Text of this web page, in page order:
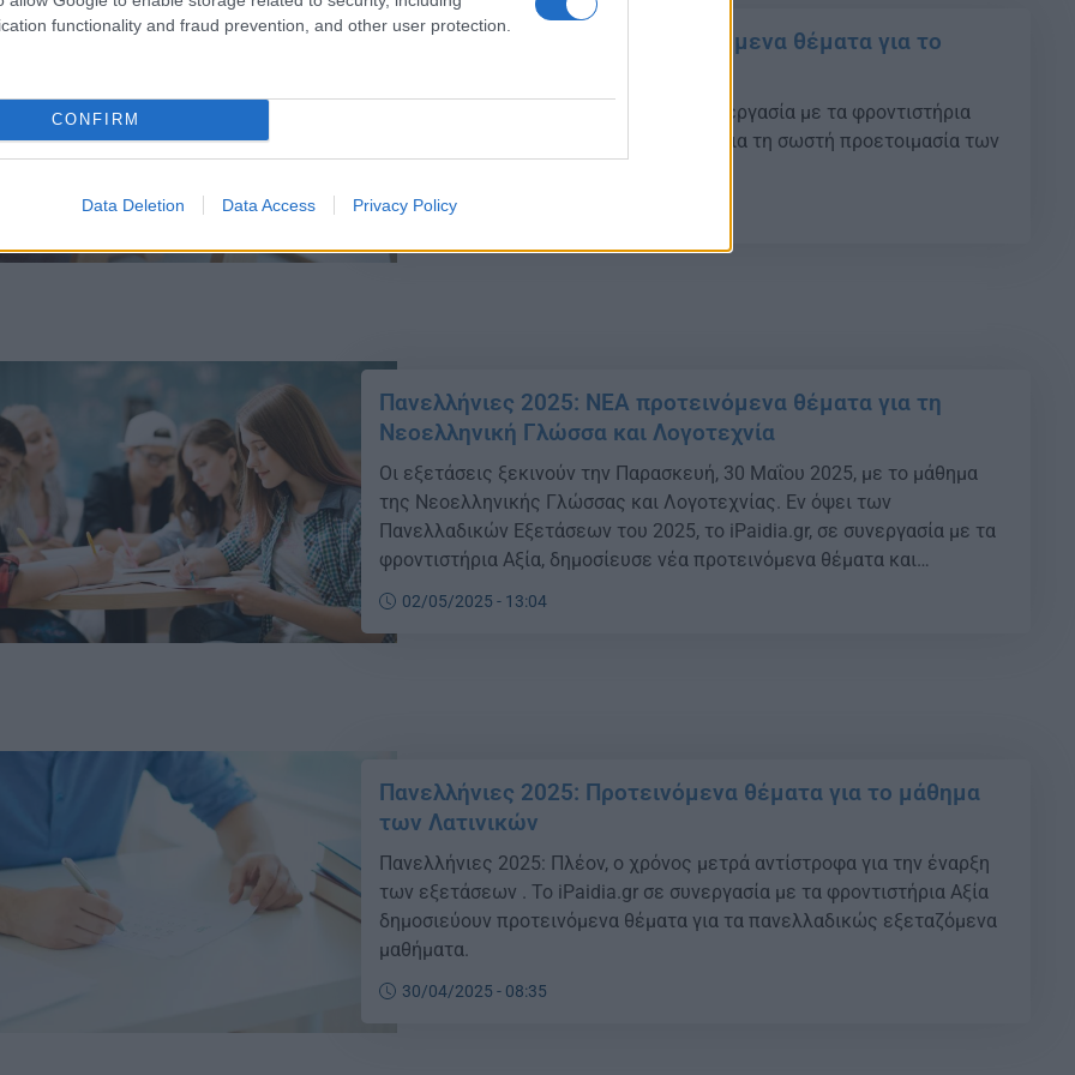
functionality and fraud prevention, and other user protection.
CONFIRM
Data Deletion Data Access Privacy Policy
Πανελλήνιες 2025: ΝΕΑ προτεινόμενα θέματα για το
Πανελλήνιες 2025 - Τo iPaidia.gr σε συνεργασία με τα φροντιστήρια
Αξία δημοσιευεί προτεινόμενα θέματα για τη σωστή προετοιμασία των
05/05/2025 - 09:00
Πανελλήνιες 2025: ΝΕΑ προτεινόμενα θέματα για τη
Νεοελληνική Γλώσσα και Λογοτεχνία
Οι εξετάσεις ξεκινούν την Παρασκευή, 30 Μαΐου 2025, με το μάθημα
της Νεοελληνικής Γλώσσας και Λογοτεχνίας.​ Εν όψει των
Πανελλαδικών Εξετάσεων του 2025, το iPaidia.gr, σε συνεργασία με τα
φροντιστήρια Αξία, δημοσίευσε νέα προτεινόμενα θέματα και
αναλυτικές λύσεις για τη Νεοελληνική Γλώσσα και Λογοτεχνία
02/05/2025 - 13:04
Πανελλήνιες 2025: Προτεινόμενα θέματα για το μάθημα
των Λατινικών
Πανελλήνιες 2025: Πλέον, ο χρόνος μετρά αντίστροφα για την έναρξη
των εξετάσεων . Το iPaidia.gr σε συνεργασία με τα φροντιστήρια Αξία
δημοσιεύουν προτεινόμενα θέματα για τα πανελλαδικώς εξεταζόμενα
μαθήματα.
30/04/2025 - 08:35